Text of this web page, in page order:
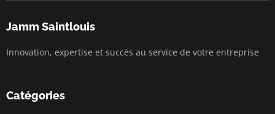
Jamm Saintlouis
Innovation, expertise et succès au service de votre entreprise
Catégories